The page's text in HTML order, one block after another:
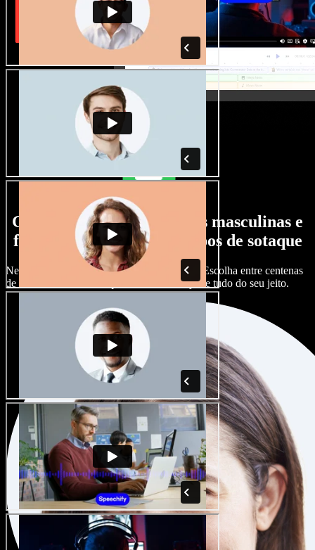
Grande variedade de vozes masculinas e
femininas, com todos os tipos de sotaque
Nenhum projeto precisa soar igual ao outro. Escolha entre centenas
de vozes com IA e sotaques diferentes e ajuste tudo do seu jeito.